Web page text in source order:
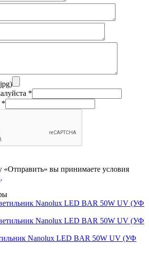
*
*
вы принимаете условия
.
Nanolux LED BAR 50W UV (УФ